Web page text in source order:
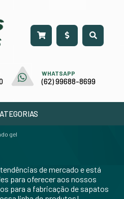
WHATSAPP
(62) 99688-8699
gel
de mercado e está
para oferecer aos nossos
para a fabricação de sapatos